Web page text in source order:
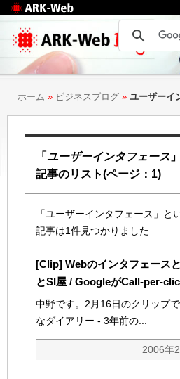
Web制作のアークウェ
ブ
ホーム » ビジネスブログ » ユーザーイ
「 ユーザーインタフェース
記事のリスト(ページ：1)
「ユーザーインタフェース」と
記事は1件見つかりました
[Clip] Webのインタフェース
とSI屋 / GoogleがCall-per-
中野です。2月16日のクリップ
なダイアリー - 3年前の...
2006年